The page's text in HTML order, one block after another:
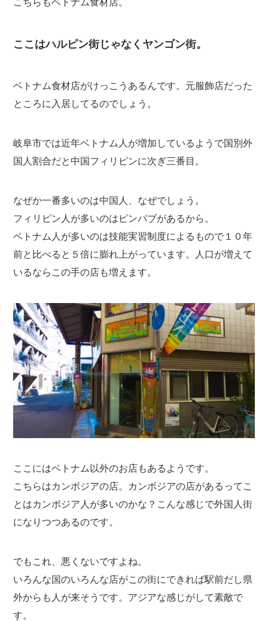
こちらもベトナム食材店。
ここはハルピン街じゃなくヤンゴン街。
ベトナム食材店がけっこうあるんです。元服飾店だった
ところに入居してるのでしょう。
岐阜市では近年ベトナム人が増加しているようで国別外
国人割合だと中国フィリピンに次ぎ三番目。
なぜか一番多いのは中国人、なぜでしょう。
フィリピン人が多いのはピンパブがあるから。
ベトナム人が多いのは技能実習制度によるもので１０年
前と比べると５倍に膨れ上がっています。人口が増えて
いるならこの手の店も増えます。
ここにはベトナム以外のお店もあるようです。
こちらはカンボジアの店。カンボジアの店があるってこ
とはカンボジア人が多いのかな？こんな感じで外国人街
になりつつあるのです。
でもこれ、悪くないですよね。
いろんな国のいろんな店がこの街にできれば駅前だし県
外からも人が来そうです。アジアな感じがして素敵で
す。